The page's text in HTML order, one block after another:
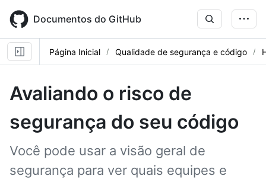
main
content
Documentos do GitHub
Página Inicial Qualidade de segurança e código
Avaliando o risco de
segurança do seu código
Você pode usar a visão geral de
segurança para ver quais equipes e